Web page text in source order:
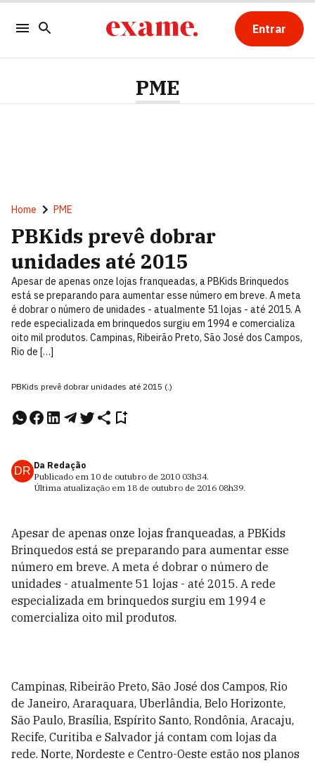
Entrar
PME
Home PME
PBKids prevê dobrar
unidades até 2015
Apesar de apenas onze lojas franqueadas, a PBKids Brinquedos
está se preparando para aumentar esse número em breve. A meta
é dobrar o número de unidades - atualmente 51 lojas - até 2015. A
rede especializada em brinquedos surgiu em 1994 e comercializa
oito mil produtos. Campinas, Ribeirão Preto, São José dos Campos,
Rio de […]
PBKids prevê dobrar unidades até 2015 (.)
DR Da Redação
Publicado em 10 de outubro de 2010 03h34.
Última atualização em 18 de outubro de 2016 08h39.
Apesar de apenas onze lojas franqueadas, a PBKids
Brinquedos está se preparando para aumentar esse
número em breve. A meta é dobrar o número de
unidades - atualmente 51 lojas - até 2015. A rede
especializada em brinquedos surgiu em 1994 e
comercializa oito mil produtos.
Campinas, Ribeirão Preto, São José dos Campos, Rio
de Janeiro, Araraquara, Uberlândia, Belo Horizonte,
São Paulo, Brasília, Espírito Santo, Rondônia, Aracaju,
Recife, Curitiba e Salvador já contam com lojas da
rede. Norte, Nordeste e Centro-Oeste estão nos planos